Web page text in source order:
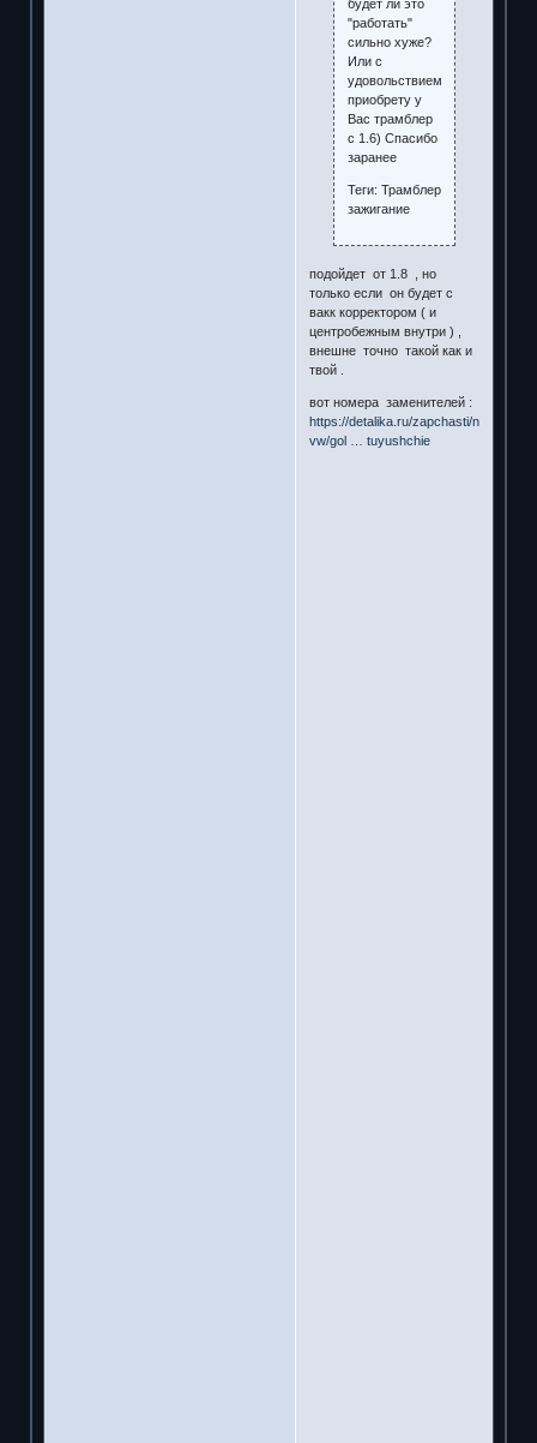
будет ли это
"работать"
сильно хуже?
Или с
удовольствием
приобрету у
Вас трамблер
с 1.6) Спасибо
заранее
Теги: Трамблер
зажигание
подойдет от 1.8 , но
только если он будет с
вакк корректором ( и
центробежным внутри ) ,
внешне точно такой как и
твой .
вот номера заменителей :
https://detalika.ru/zapchasti/na-
vw/gol … tuyushchie